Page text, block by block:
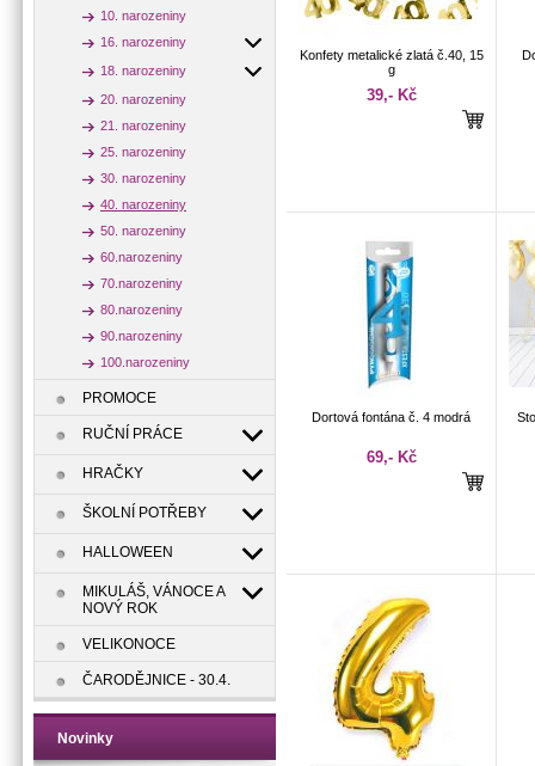
10. narozeniny
16. narozeniny
18. narozeniny
20. narozeniny
21. narozeniny
25. narozeniny
30. narozeniny
40. narozeniny
50. narozeniny
60.narozeniny
70.narozeniny
80.narozeniny
90.narozeniny
100.narozeniny
PROMOCE
RUČNÍ PRÁCE
HRAČKY
ŠKOLNÍ POTŘEBY
HALLOWEEN
MIKULÁŠ, VÁNOCE A
NOVÝ ROK
VELIKONOCE
ČARODĚJNICE - 30.4.
Novinky
Konfety metalické zlatá č.40, 15
g
39,- Kč
Dortová fontána č. 4 modrá
69,- Kč